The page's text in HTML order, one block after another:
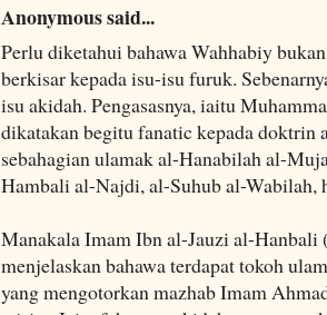
Anonymous said...
Perlu diketahui bahawa Wahhabiy
berkisar kepada isu-isu furuk.
isu akidah. Pengasasnya, iaitu
dikatakan begitu fanatic kepada doktrin
sebahagian ulamak al-Hanabilah al-
Hambali al-Najdi, al-Suhub al-Wabilah,
Manakala Imam Ibn al-Jauzi al-
menjelaskan bahawa terdapat tokoh
yang mengotorkan mazhab Imam